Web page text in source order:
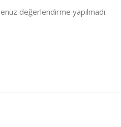
değerlendirme yapılmadı.